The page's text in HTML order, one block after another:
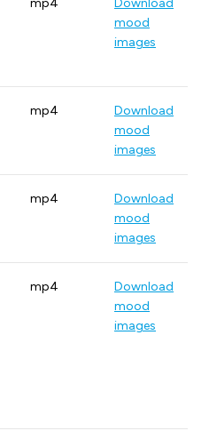
mp4
Download
mood
images
mp4
Download
mood
images
mp4
Download
mood
images
mp4
Download
mood
images